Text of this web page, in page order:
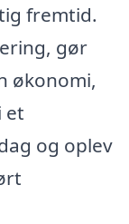
fremtid.
gør
økonomi,
et
og oplev